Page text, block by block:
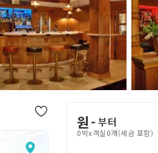
원-부터
0박x객실0개(세금 포함)